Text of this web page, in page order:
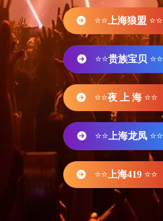
⭐⭐ 上海狼盟 ⭐⭐
⭐⭐贵族宝贝 ⭐⭐
⭐⭐夜 上 海 ⭐⭐
⭐⭐ 上海龙凤 ⭐⭐
⭐⭐ 上海419 ⭐⭐